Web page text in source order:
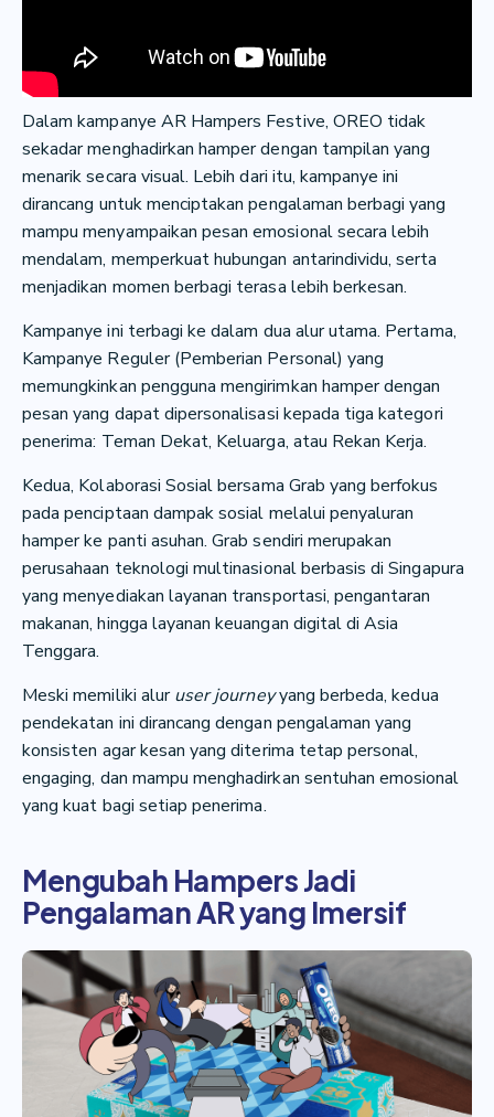
Dalam kampanye AR Hampers Festive, OREO tidak
sekadar menghadirkan hamper dengan tampilan yang
menarik secara visual. Lebih dari itu, kampanye ini
dirancang untuk menciptakan pengalaman berbagi yang
mampu menyampaikan pesan emosional secara lebih
mendalam, memperkuat hubungan antarindividu, serta
menjadikan momen berbagi terasa lebih berkesan.
Kampanye ini terbagi ke dalam dua alur utama. Pertama,
Kampanye Reguler (Pemberian Personal) yang
memungkinkan pengguna mengirimkan hamper dengan
pesan yang dapat dipersonalisasi kepada tiga kategori
penerima: Teman Dekat, Keluarga, atau Rekan Kerja.
Kedua, Kolaborasi Sosial bersama Grab yang berfokus
pada penciptaan dampak sosial melalui penyaluran
hamper ke panti asuhan. Grab sendiri merupakan
perusahaan teknologi multinasional berbasis di Singapura
yang menyediakan layanan transportasi, pengantaran
makanan, hingga layanan keuangan digital di Asia
Tenggara.
Meski memiliki aluruser journeyyang berbeda, kedua
pendekatan ini dirancang dengan pengalaman yang
konsisten agar kesan yang diterima tetap personal,
engaging, dan mampu menghadirkan sentuhan emosional
yang kuat bagi setiap penerima.
Mengubah Hampers Jadi
Pengalaman AR yang Imersif